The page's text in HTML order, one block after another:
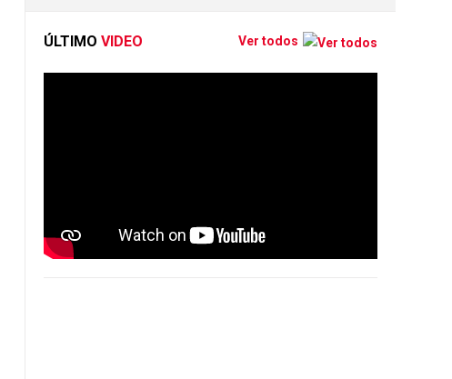
ÚLTIMOVIDEO Ver todos